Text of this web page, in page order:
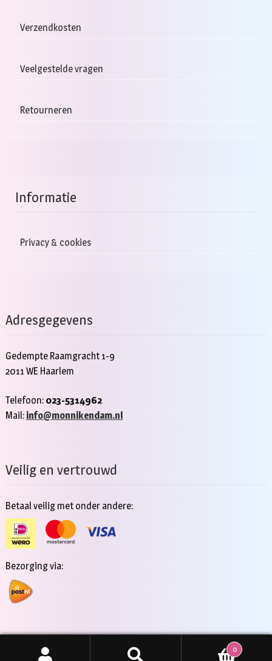
Verzendkosten
Veelgestelde vragen
Retourneren
Informatie
Privacy & cookies
Adresgegevens
Gedempte Raamgracht 1-9
2011 WE Haarlem
Telefoon: 023-5314962
Mail: info@monnikendam.nl
Veilig en vertrouwd
Betaal veilig met onder andere:
Bezorging via:
0